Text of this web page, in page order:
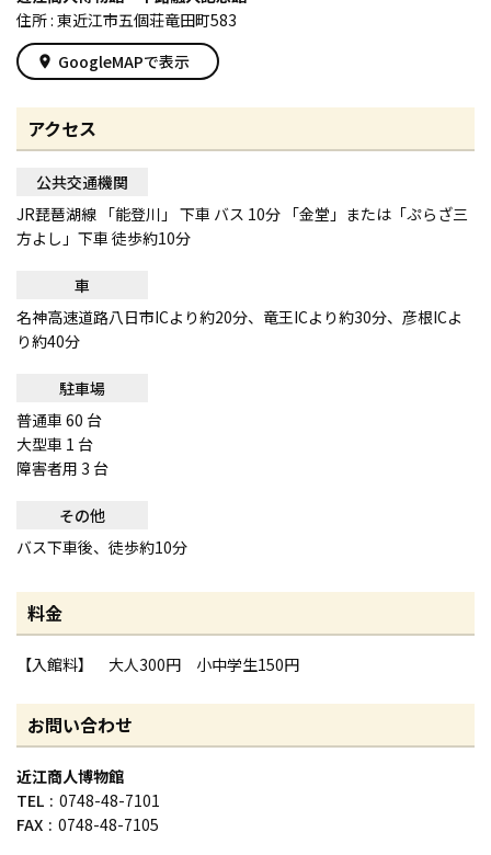
住所 : 東近江市五個荘竜田町583
place GoogleMAPで表示
アクセス
公共交通機関
JR琵琶湖線 「能登川」 下車 バス 10分 「金堂」または「ぷらざ三
方よし」下車 徒歩約10分
車
名神高速道路八日市ICより約20分、竜王ICより約30分、彦根ICよ
り約40分
駐車場
普通車 60 台
大型車 1 台
障害者用 3 台
その他
バス下車後、徒歩約10分
料金
【入館料】 大人300円 小中学生150円
お問い合わせ
近江商人博物館
TEL
0748-48-7101
FAX
0748-48-7105